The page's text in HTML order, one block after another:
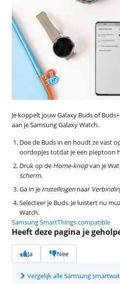
Je koppelt jouw Galaxy Buds of
aan je Samsung Galaxy Watch.
Doe de Buds in en houdt ze vast
oordopjes totdat je een pieptoon
Druk op de Home-knopvan je
scherm.
Ga in je Instellingennaar
Selecteer je Buds. Je luistert nu
Watch.
Samsung SmartThings compatible
Heeft deze pagina je
Ja Nee
Vergelijk alle Samsung